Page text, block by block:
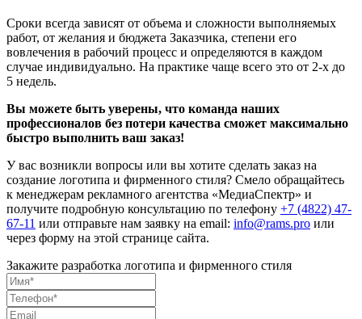
Сроки всегда зависят от объема и сложности выполняемых
работ, от желания и бюджета Заказчика, степени его
вовлечения в рабочий процесс и определяются в каждом
случае индивидуально. На практике чаще всего это от 2-х до
5 недель.
Вы можете быть уверены, что команда наших
профессионалов без потери качества сможет максимально
быстро выполнить ваш заказ!
У вас возникли вопросы или вы хотите сделать заказ на
создание логотипа и фирменного стиля? Смело обращайтесь
к менеджерам рекламного агентства «МедиаСпектр» и
получите подробную консультацию по телефону +7 (4822) 47-
67-11 или отправьте нам заявку на email: info@rams.pro или
через форму на этой странице сайта.
Закажите разработка логотипа и фирменного стиля